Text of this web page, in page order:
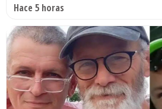
Hace 5 horas